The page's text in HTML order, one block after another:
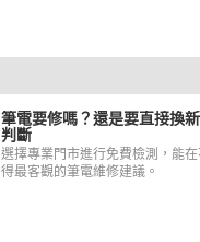
筆電要修嗎？還是要直接換
判斷
選擇專業門市進行免費檢測，能
得最客觀的筆電維修建議。